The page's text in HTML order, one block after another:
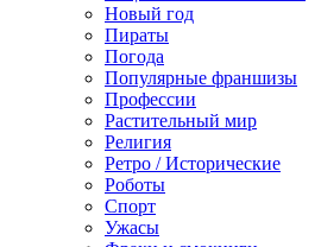
Новый год
Пираты
Погода
Популярные франшизы
Профессии
Растительный мир
Религия
Ретро / Исторические
Роботы
Спорт
Ужасы